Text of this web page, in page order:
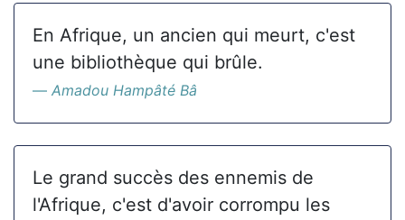
En Afrique, un ancien qui meurt, c'est
une bibliothèque qui brûle.
Amadou Hampâté Bâ
Le grand succès des ennemis de
l'Afrique, c'est d'avoir corrompu les